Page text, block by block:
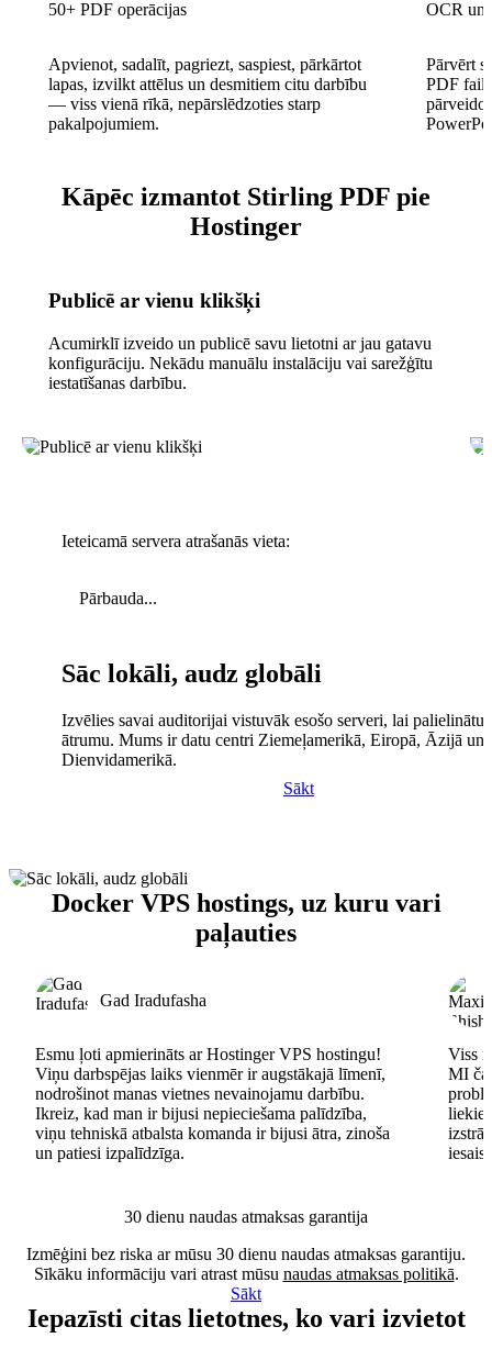
50+ PDF operācijas
Apvienot, sadalīt, pagriezt, saspiest, pārkārtot
lapas, izvilkt attēlus un desmitiem citu darbību
— viss vienā rīkā, nepārslēdzoties starp
pakalpojumiem.
OCR un
Pārvērt
PDF
pārveido
Kāpēc izmantot Stirling PDF pie
Hostinger
Publicē ar vienu klikšķi
Acumirklī izveido un publicē savu lietotni ar jau gatavu
konfigurāciju. Nekādu manuālu instalāciju vai sarežģītu
iestatīšanas darbību.
Ieteicamā servera atrašanās vieta:
Pārbauda...
Sāc lokāli, audz globāli
Izvēlies savai auditorijai vistuvāk esošo serveri, lai palielinātu
ātrumu. Mums ir datu centri Ziemeļamerikā, Eiropā, Āzijā un
Dienvidamerikā.
Sākt
Docker VPS hostings, uz kuru vari
paļauties
Gad Iradufasha
Esmu ļoti apmierināts ar Hostinger VPS hostingu!
Viņu darbspējas laiks vienmēr ir augstākajā līmenī,
nodrošinot manas vietnes nevainojamu darbību.
Ikreiz, kad man ir bijusi nepieciešama palīdzība,
viņu tehniskā atbalsta komanda ir bijusi ātra, zinoša
un patiesi izpalīdzīga.
Viss
MI
30 dienu naudas atmaksas garantija
Izmēģini bez riska ar mūsu 30 dienu naudas atmaksas garantiju.
Sīkāku informāciju vari atrast mūsu naudas atmaksas politikā.
Sākt
Iepazīsti citas lietotnes, ko vari izvietot